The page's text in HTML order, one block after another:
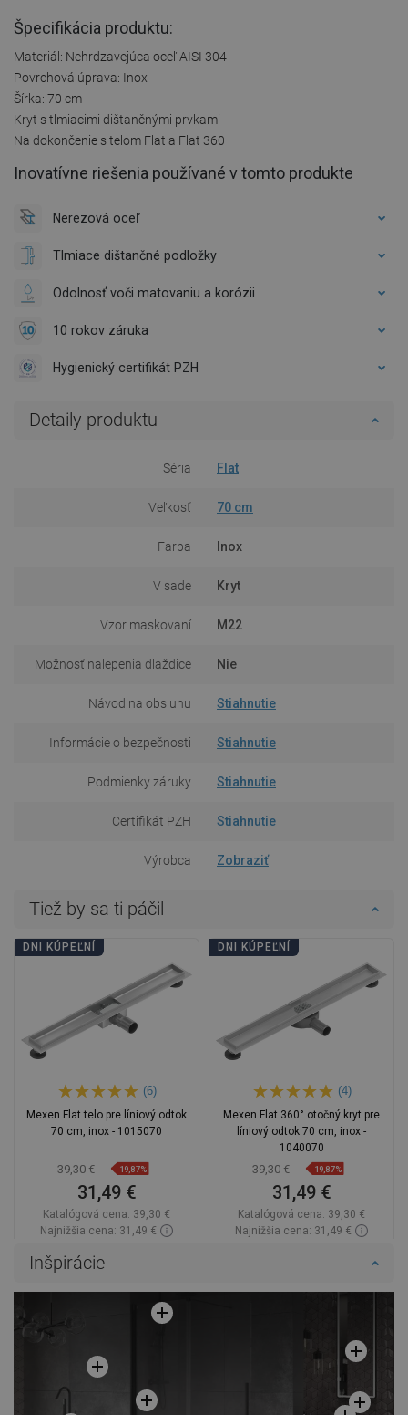
Špecifikácia produktu:
Materiál: Nehrdzavejúca oceľ AISI 304
Povrchová úprava: Inox
Šírka: 70 cm
Kryt s tlmiacimi dištančnými prvkami
Na dokončenie s telom Flat a Flat 360
Inovatívne riešenia používané v tomto produkte
Nerezová oceľ
Tlmiace dištančné podložky
Odolnosť voči matovaniu a korózii
10 rokov záruka
Hygienický certifikát PZH
Detaily produktu
Séria Flat
Veľkosť 70 cm
Farba Inox
V sade Kryt
Vzor maskovaní M22
Možnosť nalepenia dlaždice Nie
Návod na obsluhu Stiahnutie
Informácie o bezpečnosti Stiahnutie
Podmienky záruky Stiahnutie
Certifikát PZH Stiahnutie
Výrobca Zobraziť
Tiež by sa ti páčil
DNI KÚPEĽNÍ
(6)
Mexen Flat telo pre líniový odtok
70 cm, inox - 1015070
39,30 € -19,87%
31,49 €
Katalógová cena: 39,30 €
Najnižšia cena: 31,49 €
Obľúbené
DNI KÚPEĽNÍ
(4)
Mexen Flat 360° otočný kryt pre
líniový odtok 70 cm, inox -
1040070
39,30 € -19,87%
31,49 €
Katalógová cena: 39,30 €
Najnižšia cena: 31,49 €
Inšpirácie